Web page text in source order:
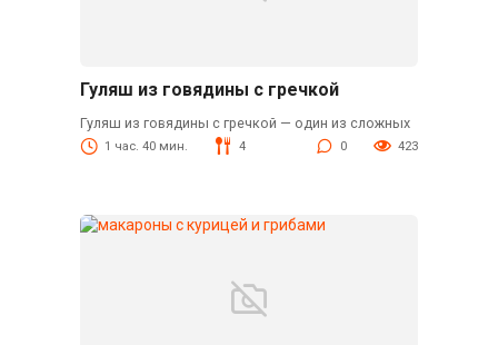
Гуляш из говядины с гречкой
Гуляш из говядины с гречкой — один из сложных
1 час. 40 мин. 4 0 423